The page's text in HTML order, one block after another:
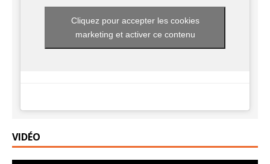
Cliquez pour accepter les cookies
marketing et activer ce contenu
VIDÉO